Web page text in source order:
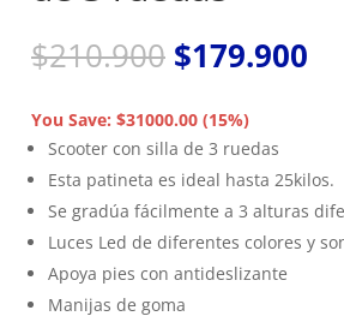
$210.900 El
precio
original
era:
$210.900.
$179.900
You Save: $31000.00 (15%)
Scooter con silla de 3 ruedas
Esta patineta es ideal hasta 25kilos.
Se gradúa fácilmente a 3 alturas
Luces Led de diferentes colores y
Apoya pies con antideslizante
Manijas de goma